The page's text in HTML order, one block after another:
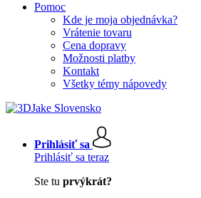
Pomoc
Kde je moja objednávka?
Vrátenie tovaru
Cena dopravy
Možnosti platby
Kontakt
Všetky témy nápovedy
Prihlásiť sa
Prihlásiť sa teraz
Ste tu prvýkrát?